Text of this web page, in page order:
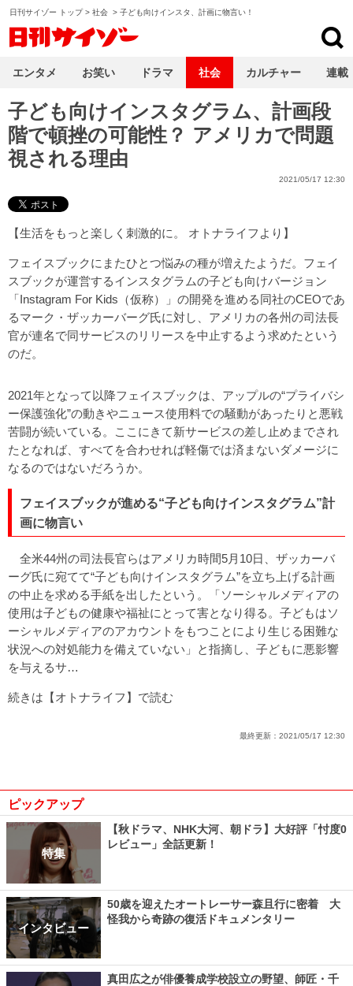
日刊サイゾー トップ> 社会 > 子ども向けインスタ、計画に物言い！
子ども向けインスタグラム、計画段
階で頓挫の可能性？ アメリカで問題
視される理由
2021/05/17 12:30
【生活をもっと楽しく刺激的に。 オトナライフ より】
フェイスブックにまたひとつ悩みの種が増えたようだ。フェイ
スブックが運営するインスタグラムの子ども向けバージョン
「Instagram For Kids（仮称）」の開発を進める同社のCEOであ
るマーク・ザッカーバーグ氏に対し、アメリカの各州の司法長
官が連名で同サービスのリリースを中止するよう求めたという
のだ。
2021年となって以降フェイスブックは、アップルの“プライバシ
ー保護強化”の動きやニュース使用料での騒動があったりと悪戦
苦闘が続いている。ここにきて新サービスの差し止めまでされ
たとなれば、すべてを合わせれば軽傷では済まないダメージに
なるのではないだろうか。
フェイスブックが進める“子ども向けインスタグラム”計
画に物言い
全米44州の司法長官らはアメリカ時間5月10日、ザッカーバ
ーグ氏に宛てて“子ども向けインスタグラム”を立ち上げる計画
の中止を求める手紙を出したという。「ソーシャルメディアの
使用は子どもの健康や福祉にとって害となり得る。子どもはソ
ーシャルメディアのアカウントをもつことにより生じる困難な
状況への対処能力を備えていない」と指摘し、子どもに悪影響
を与えるサ…
続きは【オトナライフ】で読む
最終更新： 2021/05/17 12:30
ピックアップ
特集
【秋ドラマ、NHK大河、朝ドラ】大好評「忖度0
レビュー」全話更新！
インタビュー
50歳を迎えたオートレーサー森且行に密着 大
怪我から奇跡の復活ドキュメンタリー
真田広之が俳優養成学校設立の野望、師匠・千
エンタメ お笑い ドラマ 社会 カルチャー 連載